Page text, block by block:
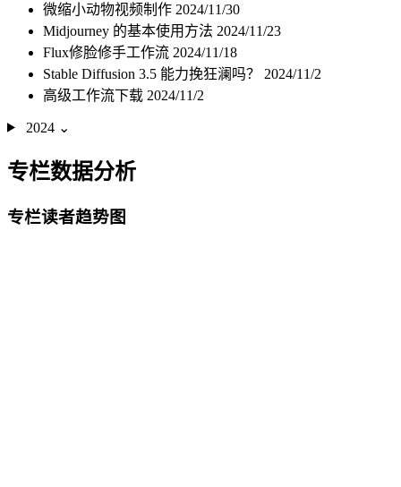
微缩小动物视频制作 2024/11/30
Midjourney 的基本使用方法 2024/11/23
Flux修脸修手工作流 2024/11/18
Stable Diffusion 3.5 能力挽狂澜吗？ 2024/11/2
高级工作流下载 2024/11/2
2024 ⌄
专栏数据分析
专栏读者趋势图